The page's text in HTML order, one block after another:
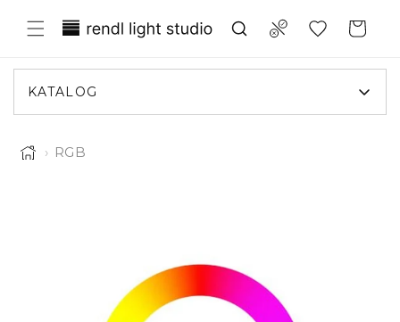
do
treści
Compare
Translation missing:
pl.general.wishlist.title
Koszyk
KATALOG
› RGB